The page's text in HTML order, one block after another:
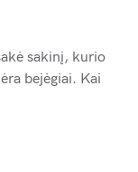
sakinį, kurio
bejėgiai. Kai